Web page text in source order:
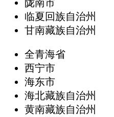
陇南市
临夏回族自治州
甘南藏族自治州
全青海省
西宁市
海东市
海北藏族自治州
黄南藏族自治州